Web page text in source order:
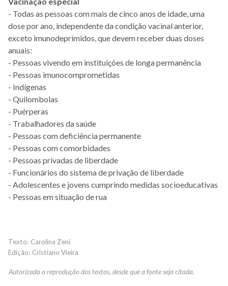
- Todas as pessoas com mais de cinco anos de idade, uma
dose por ano, independente da condição vacinal anterior,
exceto imunodeprimidos, que devem receber duas doses
anuais:
- Pessoas vivendo em instituições de longa permanência
- Pessoas imunocomprometidas
- Indígenas
- Quilombolas
- Puérperas
- Trabalhadores da saúde
- Pessoas com deficiência permanente
- Pessoas com comorbidades
- Pessoas privadas de liberdade
- Funcionários do sistema de privação de liberdade
- Adolescentes e jovens cumprindo medidas socioeducativas
- Pessoas em situação de rua
Carolina Zeni
Cristiano Vieira